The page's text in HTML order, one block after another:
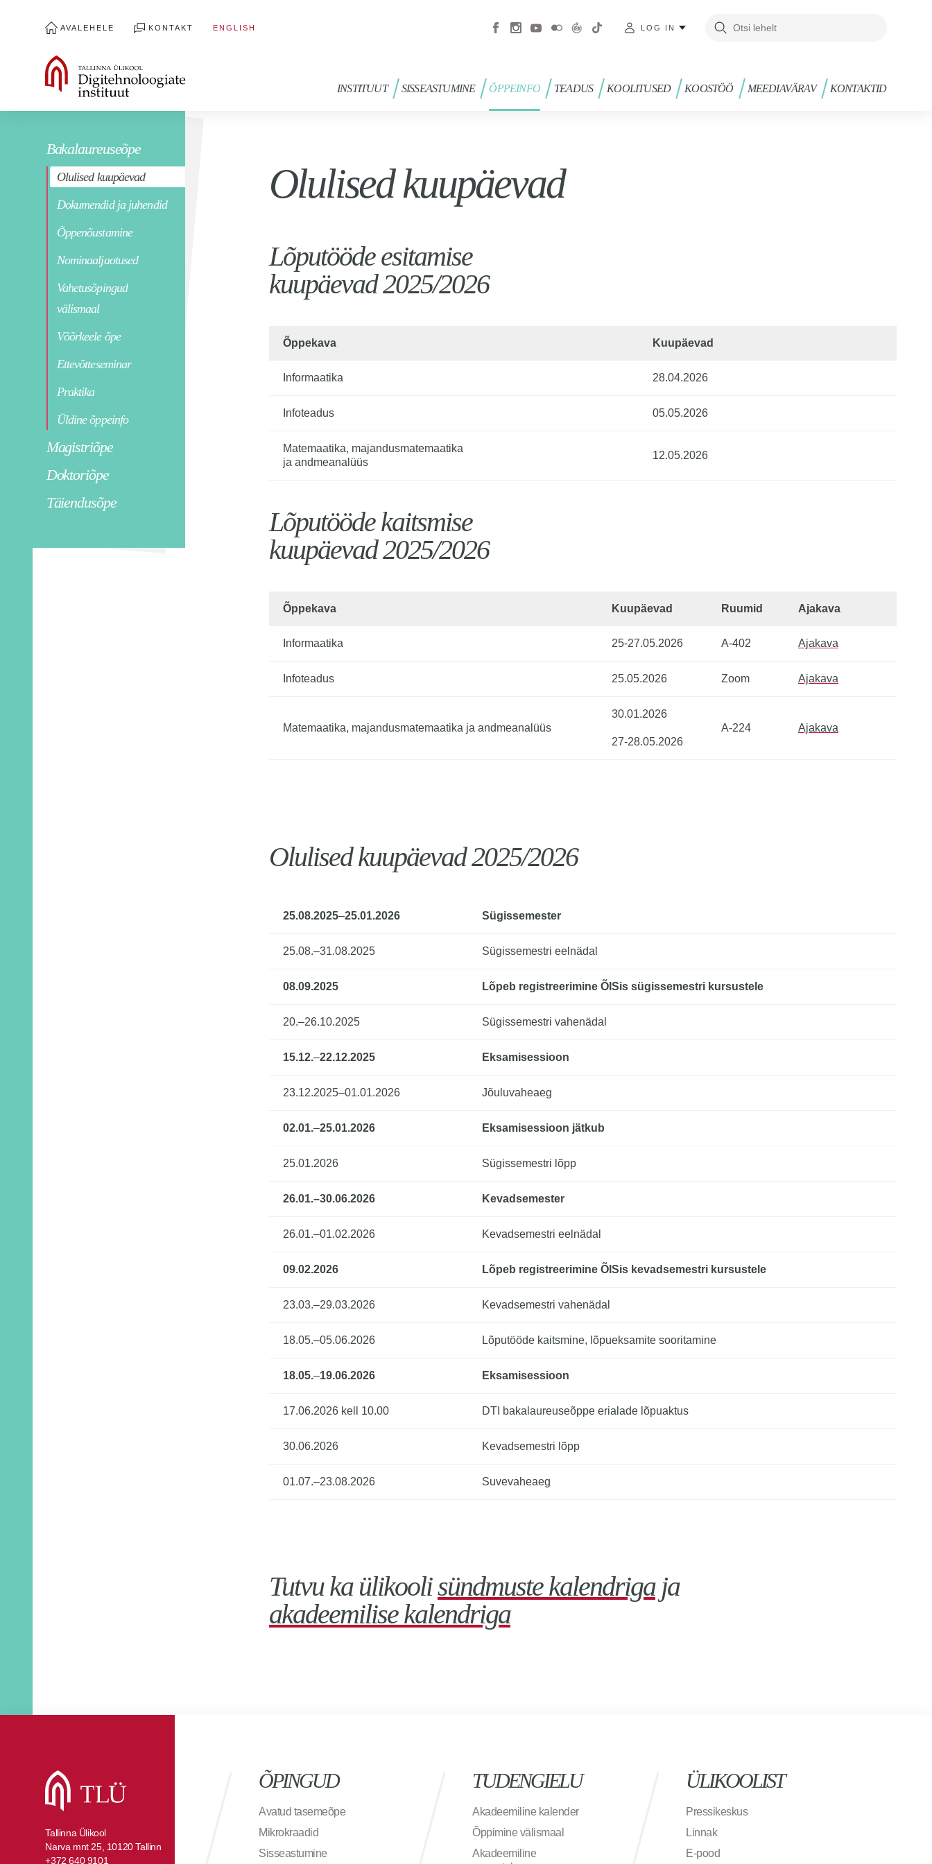
AVALEHELE KONTAKT ENGLISH LOG IN
INSTITUUT SISSEASTUMINE ÕPPEINFO TEADUS KOOLITUSED KOOSTÖÖ MEEDIAVÄRAV KONTAKTID
Bakalaureuseõpe
Olulised kuupäevad
Dokumendid ja juhendid
Õppenõustamine
Nominaaljaotused
Vahetusõpingud
välismaal
Võõrkeele õpe
Ettevõtteseminar
Praktika
Üldine õppeinfo
Magistriõpe
Doktoriõpe
Täiendusõpe
Olulised kuupäevad
Lõputööde esitamise
kuupäevad 2025/2026
Õppekava Kuupäevad
28.04.2026
05.05.2026
Matemaatika, majandusmatemaatika
ja andmeanalüüs
12.05.2026
Lõputööde kaitsmise
kuupäevad 2025/2026
Õppekava Kuupäevad Ruumid Ajakava
Informaatika 25-27.05.2026 A-402 Ajakava
Infoteadus 25.05.2026 Zoom Ajakava
Matemaatika, majandusmatemaatika ja andmeanalüüs
30.01.2026
27-28.05.2026
A-224 Ajakava
Olulised kuupäevad 2025/2026
25.08.2025–25.01.2026 Sügissemester
25.08.–31.08.2025 Sügissemestri eelnädal
08.09.2025 Lõpeb registreerimine ÕISis sügissemestri kursustele
20.–26.10.2025 Sügissemestri vahenädal
15.12.–22.12.2025 Eksamisessioon
23.12.2025–01.01.2026 Jõuluvaheaeg
02.01.–25.01.2026 Eksamisessioon jätkub
25.01.2026 Sügissemestri lõpp
26.01.–30.06.2026 Kevadsemester
26.01.–01.02.2026 Kevadsemestri eelnädal
09.02.2026 Lõpeb registreerimine ÕISis kevadsemestri kursustele
23.03.–29.03.2026 Kevadsemestri vahenädal
18.05.–05.06.2026 Lõputööde kaitsmine, lõpueksamite sooritamine
18.05.–19.06.2026 Eksamisessioon
17.06.2026 kell 10.00 DTI bakalaureuseõppe erialade lõpuaktus
30.06.2026 Kevadsemestri lõpp
01.07.–23.08.2026 Suvevaheaeg
Tutvu ka ülikoolisündmuste kalendrigaja
akadeemilise kalendriga
Tallinna Ülikool
Narva mnt 25, 10120 Tallinn
+372 640 9101
ÕPINGUD
Avatud tasemeõpe
Mikrokraadid
Sisseastumine
TUDENGIELU
Akadeemiline kalender
Õppimine välismaal
Akadeemiline
ÜLIKOOLIST
Pressikeskus
Linnak
E-pood